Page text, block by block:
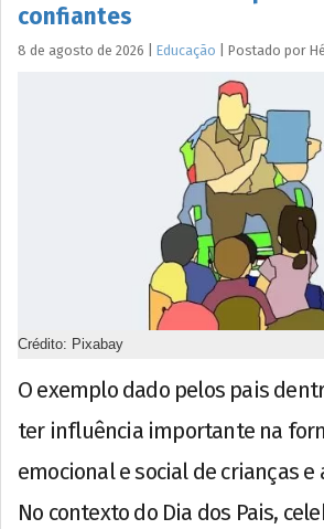
confiantes
8 de agosto de 2026 Educação Postado por
Crédito: Pixabay
O exemplo dado pelos pais
ter influência importante na
emocional e social de crianças e
No contexto do Dia dos Pais,